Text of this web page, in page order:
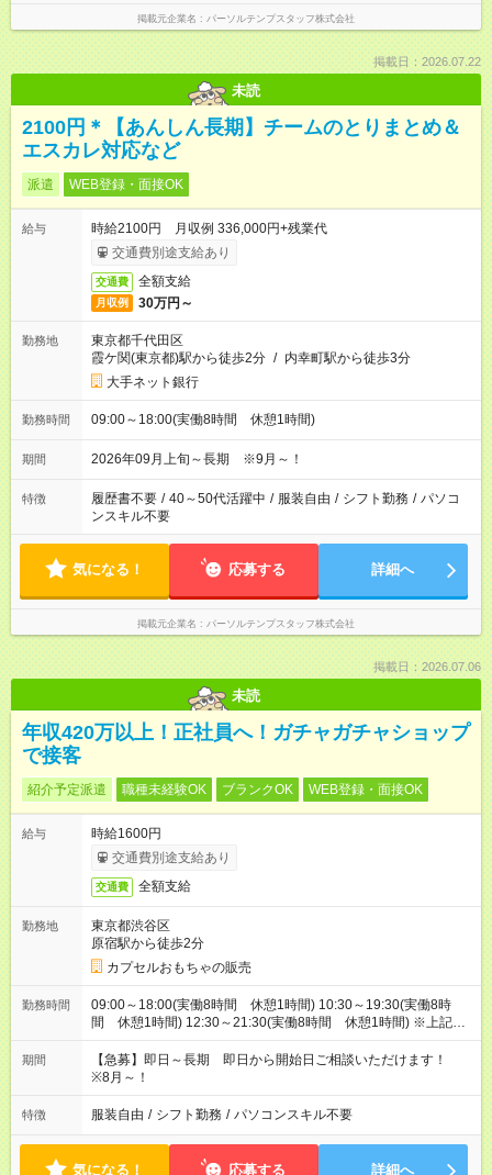
掲載元企業名 パーソルテンプスタッフ株式会社
掲載日：2026.07.22
未読
2100円＊【あんしん長期】チームのとりまとめ＆
エスカレ対応など
派遣 WEB登録・面接OK
給与
時給2100円 月収例 336,000円+残業代
交通費別途支給あり
交通費 全額支給
月収例 30万円～
勤務地
東京都千代田区
霞ケ関(東京都)駅から徒歩2分 / 内幸町駅から徒歩3分
大手ネット銀行
勤務時間 09:00～18:00(実働8時間 休憩1時間)
期間 2026年09月上旬～長期 ※9月～！
特徴 履歴書不要 / 40～50代活躍中 / 服装自由 / シフト勤務 / パソコ
ンスキル不要
気になる！ 応募する 詳細へ
掲載元企業名 パーソルテンプスタッフ株式会社
掲載日：2026.07.06
未読
年収420万以上！正社員へ！ガチャガチャショップ
で接客
紹介予定派遣 職種未経験OK ブランクOK WEB登録・面接OK
給与
時給1600円
交通費別途支給あり
交通費 全額支給
勤務地
東京都渋谷区
原宿駅から徒歩2分
カプセルおもちゃの販売
勤務時間
09:00～18:00(実働8時間 休憩1時間) 10:30～19:30(実働8時
間 休憩1時間) 12:30～21:30(実働8時間 休憩1時間) ※上記は
一例です。9:00～22:00の中でシフト制です。
期間
【急募】即日～長期 即日から開始日ご相談いただけます！
※8月～！
特徴 服装自由 / シフト勤務 / パソコンスキル不要
気になる！ 応募する 詳細へ